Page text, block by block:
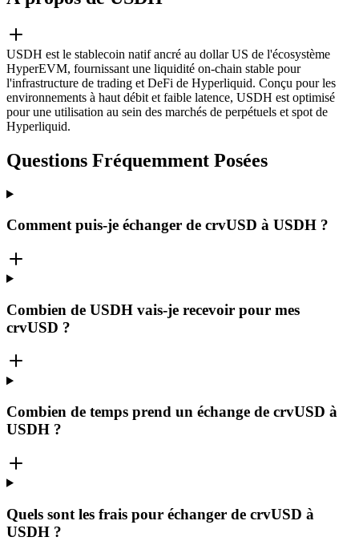
USDH est le stablecoin natif ancré au dollar US de l'écosystème
HyperEVM, fournissant une liquidité on-chain stable pour
l'infrastructure de trading et DeFi de Hyperliquid. Conçu pour les
environnements à haut débit et faible latence, USDH est optimisé
pour une utilisation au sein des marchés de perpétuels et spot de
Hyperliquid.
Questions Fréquemment Posées
Comment puis-je échanger de crvUSD à USDH ?
Combien de USDH vais-je recevoir pour mes
crvUSD ?
Combien de temps prend un échange de crvUSD à
USDH ?
Quels sont les frais pour échanger de crvUSD à
USDH ?